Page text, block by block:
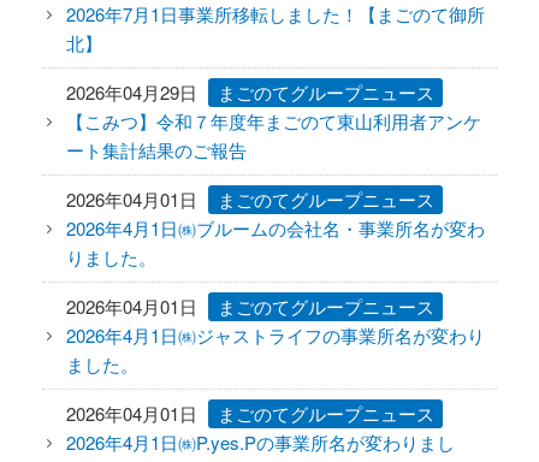
ニュース
FC加盟店様向け資料
お問い合わせ
2026年7月1日事業所移転しました！【まごのて御所
北】
2026年04月29日
まごのてグループニュース
【こみつ】令和７年度年まごのて東山利用者アンケ
ート集計結果のご報告
2026年04月01日
まごのてグループニュース
2026年4月1日㈱ブルームの会社名・事業所名が変わ
りました。
2026年04月01日
まごのてグループニュース
2026年4月1日㈱ジャストライフの事業所名が変わり
ました。
2026年04月01日
まごのてグループニュース
2026年4月1日㈱P.yes.Pの事業所名が変わりまし